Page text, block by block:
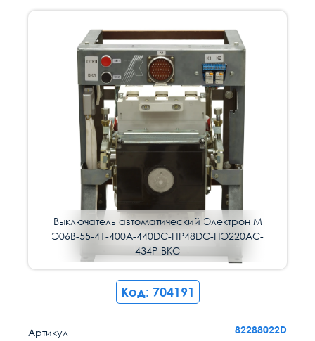
Выключатель автоматический Электрон М
Э06В-55-41-400А-440DC-НР48DC-ПЭ220AC-
4З4P-ВКС
Код: 704191
Артикул
82288022D